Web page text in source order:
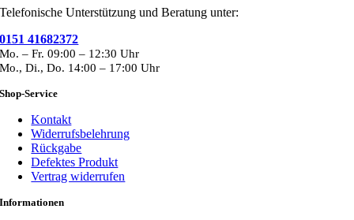
Telefonische Unterstützung und Beratung unter:
0151 41682372
Mo. – Fr. 09:00 – 12:30 Uhr
Mo., Di., Do. 14:00 – 17:00 Uhr
Shop-Service
Kontakt
Widerrufsbelehrung
Rückgabe
Defektes Produkt
Vertrag widerrufen
Informationen